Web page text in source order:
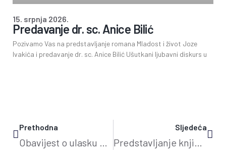
Predavanje dr. sc. Anice Bilić
Pozivamo Vas na predstavljanje romana Mladost i život Joze
Ivakića i predavanje dr. sc. Anice Bilić Ušutkani ljubavni diskurs u
15. srpnja 2026.
Prethodna
Obavijest o ulasku u sustav riznice
Sljedeća
Predstavljanje knjige Ivana Benakovića